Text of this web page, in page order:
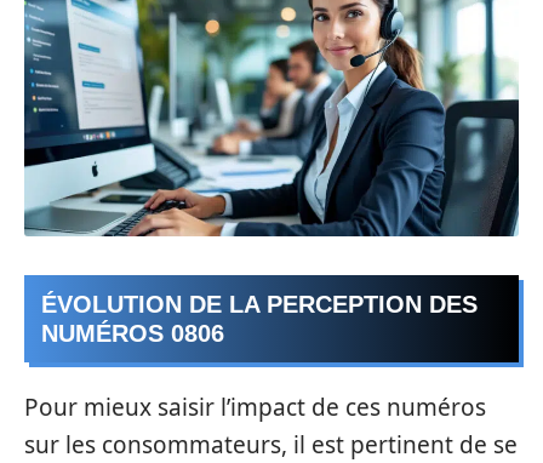
ÉVOLUTION DE LA PERCEPTION DES
NUMÉROS 0806
Pour mieux saisir l’impact de ces numéros
sur les consommateurs, il est pertinent de se